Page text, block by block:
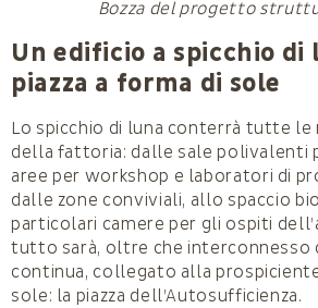
Bozza del progetto
Un edificio a spicchio di
piazza a forma di sole
Lo spicchio di luna conterrà tutte
della fattoria: dalle sale polivalenti
aree per workshop e laboratori di
dalle zone conviviali, allo spaccio
particolari camere per gli ospiti
tutto sarà, oltre che interconnesso
continua, collegato alla
sole: la piazza dell’Autosufficienza.